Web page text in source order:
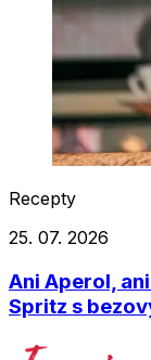
Recepty
25. 07. 2026
Ani Aperol,
Spritz s